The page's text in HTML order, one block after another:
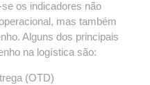
os indicadores não
mas também
Alguns dos principais
na logística são:
(OTD)